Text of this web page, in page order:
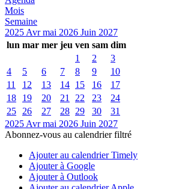
Mois
Semaine
2025 Avrmai 2026 Juin 2027
lun mar mer jeu ven sam dim
1
2
3
4
5 6 7 8 9
10
11
12 13 14 15 16
17
18
19 20 21 22 23
24
25
26 27 28 29 30
31
2025 Avrmai 2026 Juin 2027
Abonnez-vous au calendrier filtré
Ajouter au calendrier Timely
Ajouter à Google
Ajouter à Outlook